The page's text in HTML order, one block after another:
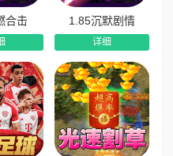
追梦零压力。
合击 1.85沉默剧情
详细